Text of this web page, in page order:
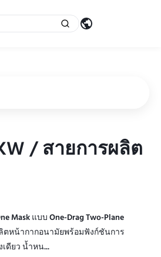
/ สายการผลิต
/ สายการผลิต
Mask แบบ One-Drag Two-Plane
หน้ากากอนามัยพร้อมฟังก์ชันการ
ดียว น้ำหน...